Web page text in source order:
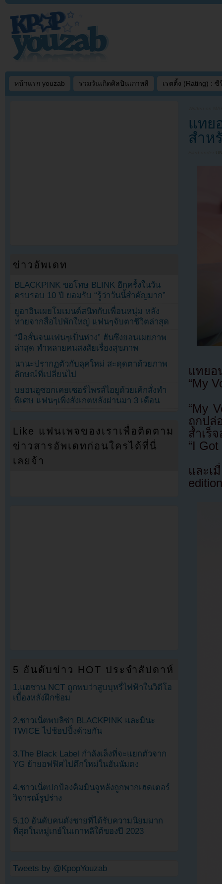
หน้าแรก youzab รวมวันเกิดศิลปินเกาหลี เรตติ้ง (Rating) : ซี
แทย
สำห
แทยอ
“My
“My
ถูกปล่
สำเร็
“I Got
และเ
ข่าวอัพเดท
BLACKPINK ขอโทษ BLINK อีกครั้งในวัน
ครบรอบ 10 ปี ยอมรับ “รู้ว่าวันนี้สำคัญมาก”
ยูอาอินเผยโมเมนต์สนิทกับเพื่อนหนุ่ม หลัง
หายจากสื่อไปพักใหญ่ แฟนๆจับตาชีวิตล่าสุด
“มือสั่นจนแฟนๆเป็นห่วง” ฮันซึงยอนเผยภาพ
ล่าสุด ทำหลายคนสงสัยเรื่องสุขภาพ
นานะปรากฏตัวกับลุคใหม่ สะดุดตาด้วยภาพ
ลักษณ์ที่เปลี่ยนไป
บยอนอูซอกเคยเซอร์ไพรส์ไอยูด้วยเค้กสั่งทำ
พิเศษ แฟนๆเพิ่งสังเกตหลังผ่านมา 3 เดือน
Like แฟนเพจของเราเพื่อติดตาม
ข่าวสารอัพเดทก่อนใครได้ที่นี่
เลยจ้า
5 อันดับข่าว HOT ประจำสัปดาห์
1.แฮชาน NCT ถูกพบว่าสูบบุหรี่ไฟฟ้าในวิดีโอ
เบื้องหลังฝึกซ้อม
2.ชาวเน็ตพบลิซ่า BLACKPINK และมินะ
TWICE ไปช้อปปิ้งด้วยกัน
3.The Black Label กำลังเล็งที่จะแยกตัวจาก
YG ย้ายอฟฟิศไปตึกใหม่ในฮันนัมดง
4.ชาวเน็ตปกป้องคิมมินจูหลังถูกพวกเฮดเตอร์
วิจารณ์รูปร่าง
5.10 อันดับคนดังชายที่ได้รับความนิยมมาก
ที่สุดในหมู่เกย์ในเกาหลีใต้ของปี 2023
Tweets by @KpopYouzab